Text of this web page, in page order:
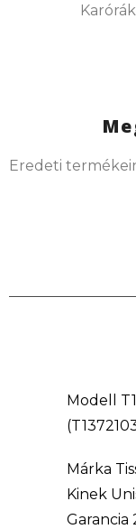
Eredeti
Modell
Márka
Kinek
Garancia